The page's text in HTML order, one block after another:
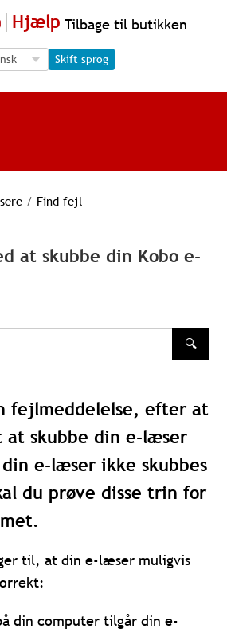
Hjælp Tilbage til butikken
Selection
Selection
Skift sprog
/ Find fejl
at skubbe din Kobo e-
🔍
fejlmeddelelse, efter at
at skubbe din e-læser
e-læser ikke skubbes
du prøve disse trin for
til, at din e-læser muligvis
din computer tilgår din e-